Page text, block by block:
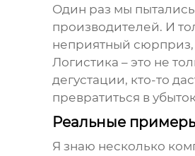
Один раз мы
производителей. И
неприятный
Логистика – это не
дегустации, кто-то
превратиться в
Реальные
Я знаю несколько